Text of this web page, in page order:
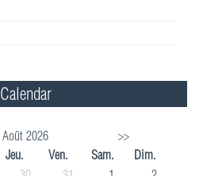
Calendar
Août 2026
>>
Jeu. Ven. Sam.
Dim.